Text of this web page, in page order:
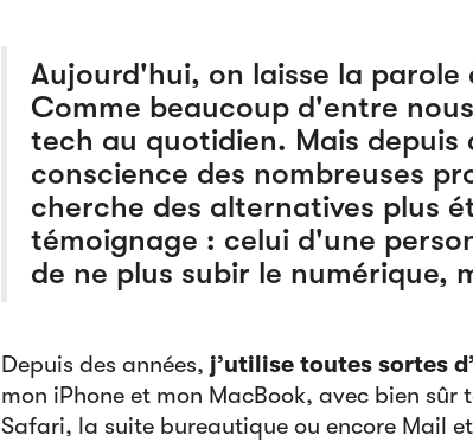
Aujourd'hui, on laisse la parole
Comme beaucoup d'entre
tech au quotidien. Mais depuis
conscience des nombreuses
cherche des alternatives plus
témoignage : celui d'une
de ne plus subir le numérique,
Depuis des années, j’utilise toutes sortes
mon iPhone et mon MacBook, avec bien sûr
Safari, la suite bureautique ou encore Mail